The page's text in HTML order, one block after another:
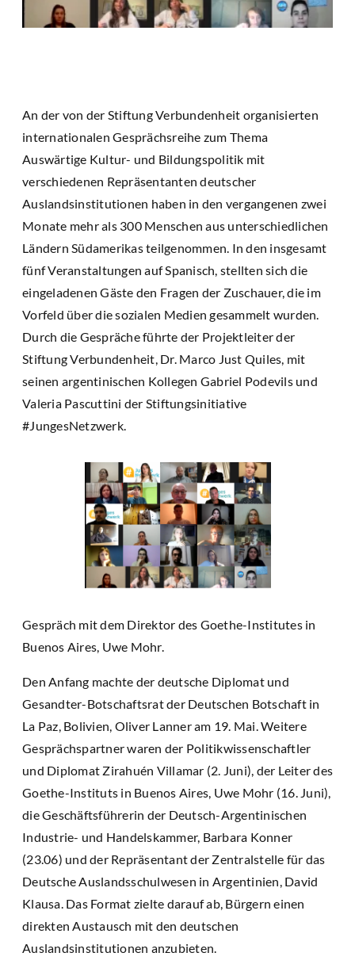
An der von der Stiftung Verbundenheit organisierten
internationalen Gesprächsreihe zum Thema
Auswärtige Kultur- und Bildungspolitik mit
verschiedenen Repräsentanten deutscher
Auslandsinstitutionen haben in den vergangenen zwei
Monate mehr als 300 Menschen aus unterschiedlichen
Ländern Südamerikas teilgenommen. In den insgesamt
fünf Veranstaltungen auf Spanisch, stellten sich die
eingeladenen Gäste den Fragen der Zuschauer, die im
Vorfeld über die sozialen Medien gesammelt wurden.
Durch die Gespräche führte der Projektleiter der
Stiftung Verbundenheit, Dr. Marco Just Quiles, mit
seinen argentinischen Kollegen Gabriel Podevils und
Valeria Pascuttini der Stiftungsinitiative
#JungesNetzwerk.
Gespräch mit dem Direktor des Goethe-Institutes in
Buenos Aires, Uwe Mohr.
Den Anfang machte der deutsche Diplomat und
Gesandter-Botschaftsrat der Deutschen Botschaft in
La Paz, Bolivien, Oliver Lanner am 19. Mai. Weitere
Gesprächspartner waren der Politikwissenschaftler
und Diplomat Zirahuén Villamar (2. Juni), der Leiter des
Goethe-Instituts in Buenos Aires, Uwe Mohr (16. Juni),
die Geschäftsführerin der Deutsch-Argentinischen
Industrie- und Handelskammer, Barbara Konner
(23.06) und der Repräsentant der Zentralstelle für das
Deutsche Auslandsschulwesen in Argentinien, David
Klausa. Das Format zielte darauf ab, Bürgern einen
direkten Austausch mit den deutschen
Auslandsinstitutionen anzubieten.